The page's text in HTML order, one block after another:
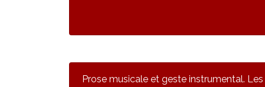
Prose musicale et geste instrumental. Les